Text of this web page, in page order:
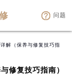
问题
解（保养与修复技巧指
修复技巧指南）